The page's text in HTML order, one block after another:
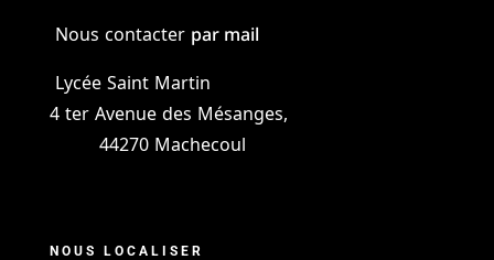
Nous contacter par mail
Lycée Saint Martin
4 ter Avenue des Mésanges,
44270 Machecoul
NOUS LOCALISER